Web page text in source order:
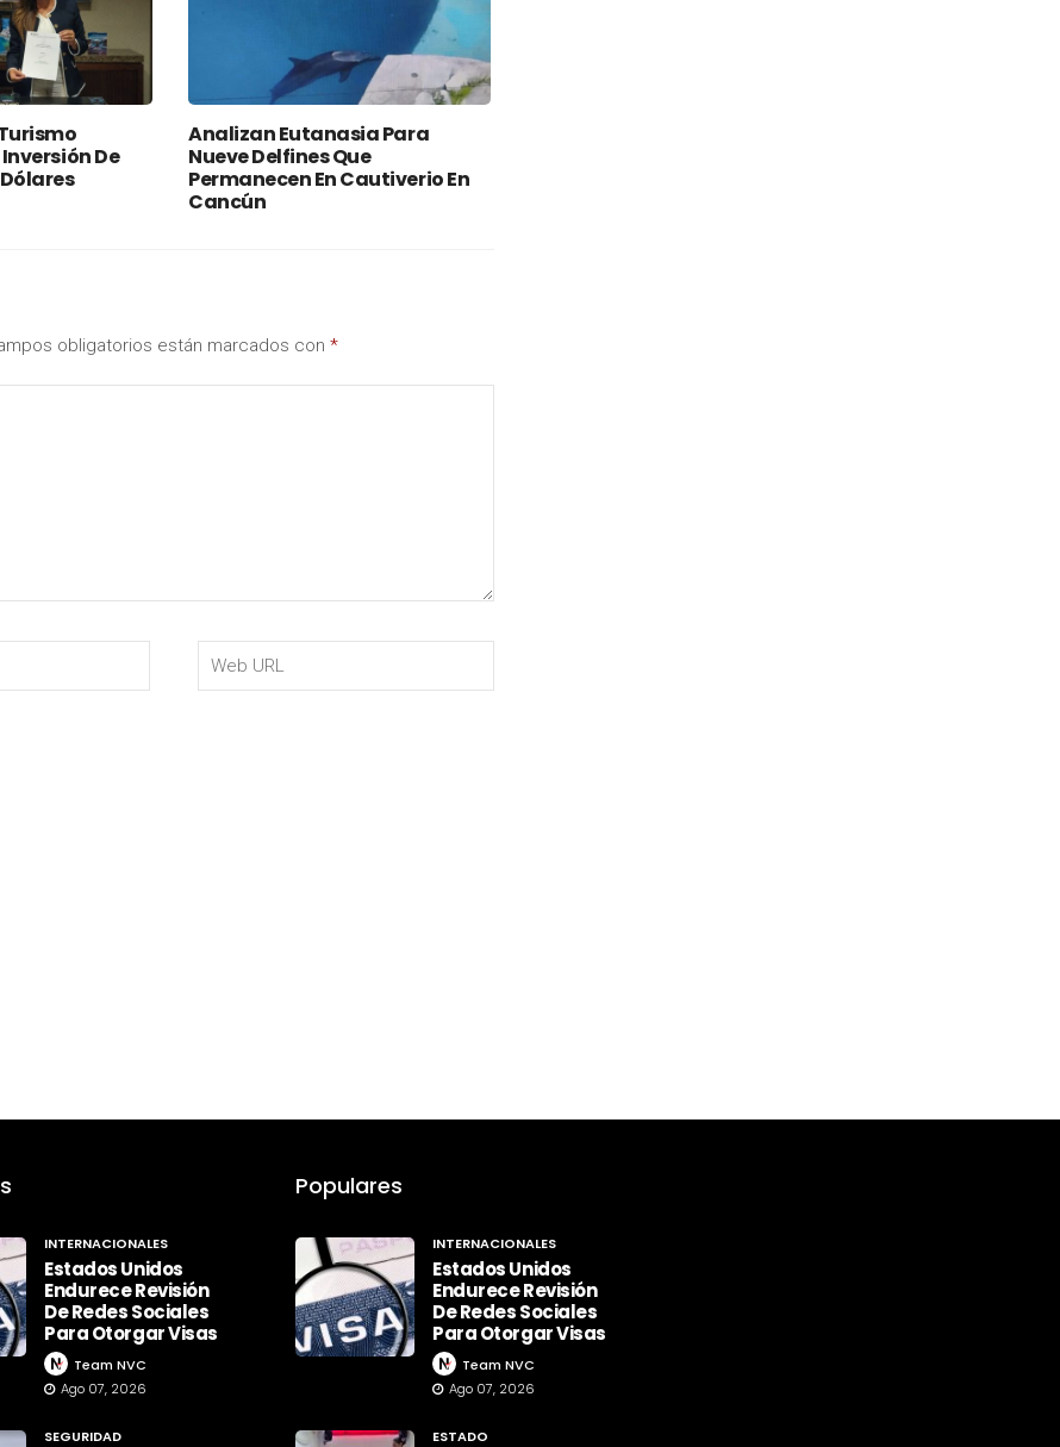
De
Analizan Eutanasia Para
Nueve Delfines Que
Permanecen En Cautiverio En
Cancún
obligatorios están marcados con *
INTERNACIONALES
Estados Unidos
Endurece Revisión
De Redes Sociales
Para Otorgar Visas
Team NVC
Ago 07, 2026
SEGURIDAD
Populares
INTERNACIONALES
Estados Unidos
Endurece Revisión
De Redes Sociales
Para Otorgar Visas
Team NVC
Ago 07, 2026
ESTADO